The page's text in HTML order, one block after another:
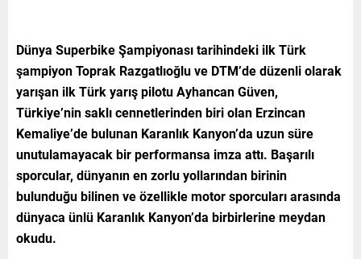
Dünya Superbike Şampiyonası tarihindeki ilk Türk
şampiyon Toprak Razgatlıoğlu ve DTM’de düzenli olarak
yarışan ilk Türk yarış pilotu Ayhancan Güven,
Türkiye’nin saklı cennetlerinden biri olan Erzincan
Kemaliye’de bulunan Karanlık Kanyon’da uzun süre
unutulamayacak bir performansa imza attı. Başarılı
sporcular, dünyanın en zorlu yollarından birinin
bulunduğu bilinen ve özellikle motor sporcuları arasında
dünyaca ünlü Karanlık Kanyon’da birbirlerine meydan
okudu.